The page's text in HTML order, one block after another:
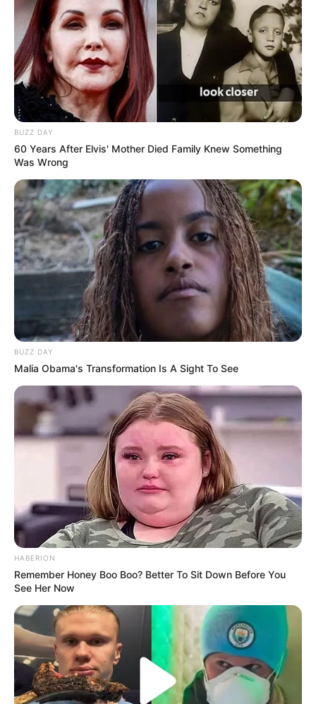
BUZZ DAY
60 Years After Elvis' Mother Died Family Knew Something
Was Wrong
BUZZ DAY
Malia Obama's Transformation Is A Sight To See
HABERION
Remember Honey Boo Boo? Better To Sit Down Before You
See Her Now